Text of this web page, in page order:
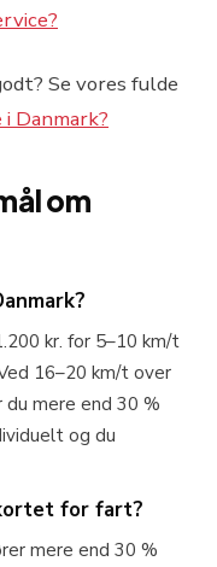
Se vores fulde
Danmark?
om
kr. for 5–10 km/t
16–20 km/t over
mere end 30 %
og du
for fart?
mere end 30 %